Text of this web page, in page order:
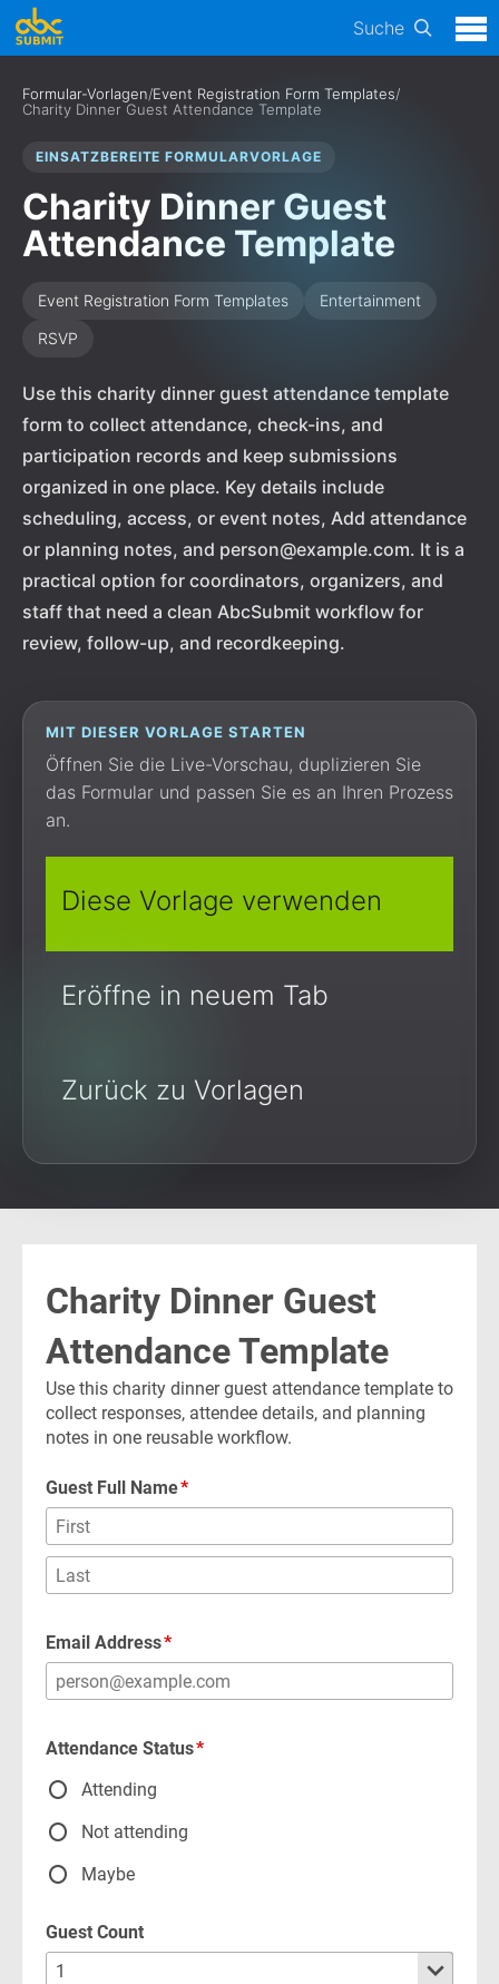
Suche
Formular-Vorlagen/Event Registration Form Templates/
Charity Dinner Guest Attendance Template
EINSATZBEREITE FORMULARVORLAGE
Charity Dinner Guest
Attendance Template
Event Registration Form Templates
Entertainment
RSVP
Use this charity dinner guest attendance template
form to collect attendance, check-ins, and
participation records and keep submissions
organized in one place. Key details include
scheduling, access, or event notes, Add attendance
or planning notes, and person@example.com. It is a
practical option for coordinators, organizers, and
staff that need a clean AbcSubmit workflow for
review, follow-up, and recordkeeping.
MIT DIESER VORLAGE STARTEN
Öffnen Sie die Live-Vorschau, duplizieren Sie
das Formular und passen Sie es an Ihren Prozess
an.
Diese Vorlage verwenden
Eröffne in neuem Tab
Zurück zu Vorlagen